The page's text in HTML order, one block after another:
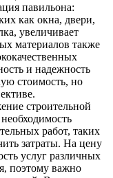
павильона:
как окна, двери,
увеличивает
материалов также
и надежность
стоимость, но
строительной
работ, таких
затраты. На цену
услуг различных
поэтому важно